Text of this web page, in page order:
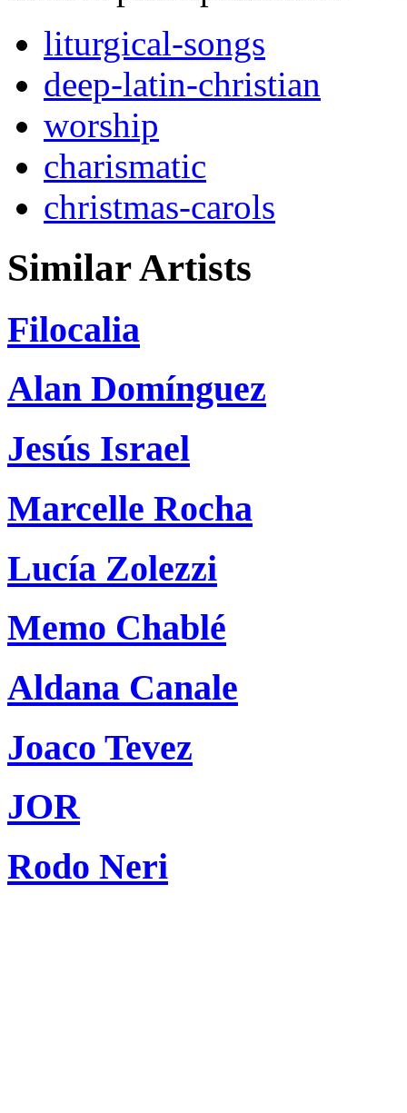
liturgical-songs
deep-latin-christian
worship
charismatic
christmas-carols
Similar Artists
Filocalia
Alan Domínguez
Jesús Israel
Marcelle Rocha
Lucía Zolezzi
Memo Chablé
Aldana Canale
Joaco Tevez
JOR
Rodo Neri